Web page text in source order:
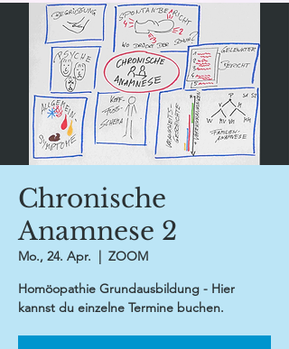
Chronische
Anamnese 2
Mo., 24. Apr.
  |
ZOOM
Homöopathie Grundausbildung - Hier
kannst du einzelne Termine buchen.